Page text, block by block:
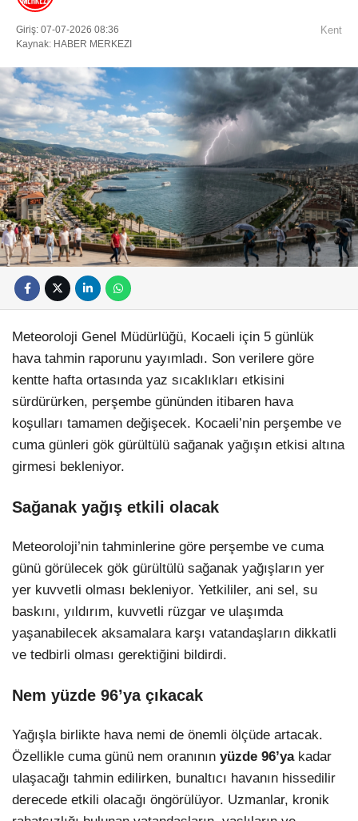
Giriş: 07-07-2026 08:36
Kaynak: HABER MERKEZI
Kent
Meteoroloji Genel Müdürlüğü, Kocaeli için 5 günlük
hava tahmin raporunu yayımladı. Son verilere göre
kentte hafta ortasında yaz sıcaklıkları etkisini
sürdürürken, perşembe gününden itibaren hava
koşulları tamamen değişecek. Kocaeli’nin perşembe ve
cuma günleri gök gürültülü sağanak yağışın etkisi altına
girmesi bekleniyor.
Sağanak yağış etkili olacak
Meteoroloji’nin tahminlerine göre perşembe ve cuma
günü görülecek gök gürültülü sağanak yağışların yer
yer kuvvetli olması bekleniyor. Yetkililer, ani sel, su
baskını, yıldırım, kuvvetli rüzgar ve ulaşımda
yaşanabilecek aksamalara karşı vatandaşların dikkatli
ve tedbirli olması gerektiğini bildirdi.
Nem yüzde 96’ya çıkacak
Yağışla birlikte hava nemi de önemli ölçüde artacak.
Özellikle cuma günü nem oranının yüzde 96’yakadar
ulaşacağı tahmin edilirken, bunaltıcı havanın hissedilir
derecede etkili olacağı öngörülüyor. Uzmanlar, kronik